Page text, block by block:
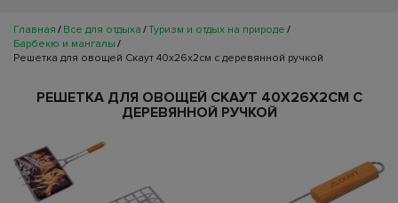
Главная Все для отдыха Туризм и отдых на природе
Барбекю и мангалы
Решетка для овощей Скаут 40х26х2см с деревянной ручкой
РЕШЕТКА ДЛЯ ОВОЩЕЙ СКАУТ 40Х26Х2СМ С
ДЕРЕВЯННОЙ РУЧКОЙ